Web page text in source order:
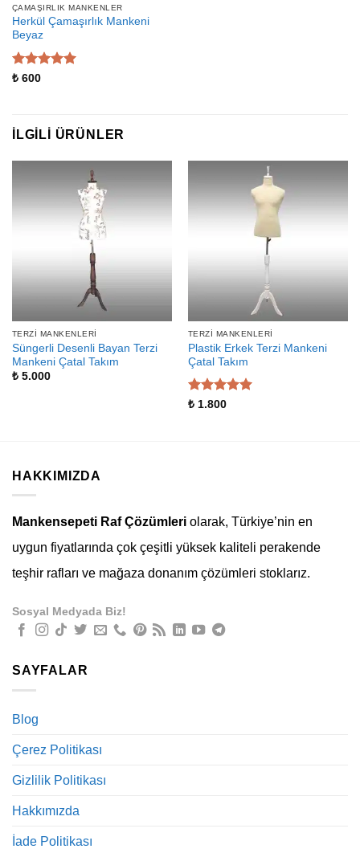
ÇAMAŞIRLIK MANKENLER
Herkül Çamaşırlık Mankeni
Beyaz
5 üzerinden
₺600
İLGILI ÜRÜNLER
TERZI MANKENLERI
Süngerli Desenli Bayan Terzi
Mankeni Çatal Takım
₺5.000
TERZI MANKENLERI
Plastik Erkek Terzi Mankeni
Çatal Takım
5 üzerinden
₺1.800
HAKKIMIZDA
Mankensepeti Raf Çözümleri olarak, Türkiye’nin en
uygun fiyatlarında çok çeşitli yüksek kaliteli perakende
teşhir rafları ve mağaza donanım çözümleri stoklarız.
Sosyal Medyada Biz!
SAYFALAR
Blog
Çerez Politikası
Gizlilik Politikası
Hakkımızda
İade Politikası